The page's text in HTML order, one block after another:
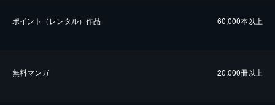
ポイント（レンタル）作品 60,000本以上
無料マンガ 20,000冊以上